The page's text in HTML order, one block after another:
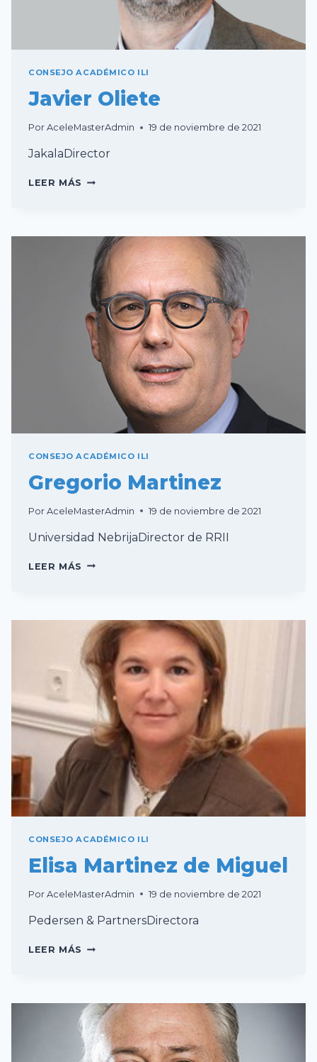
CONSEJO ACADÉMICO ILI
Javier Oliete
Por AceleMasterAdmin 19 de noviembre de 2021
JakalaDirector
LEER MÁS JAVIER
CONSEJO ACADÉMICO ILI
Gregorio Martinez
Por AceleMasterAdmin 19 de noviembre de 2021
Universidad NebrijaDirector de RRII
LEER MÁS GREGORIO
CONSEJO ACADÉMICO ILI
Elisa Martinez de Miguel
Por AceleMasterAdmin 19 de noviembre de 2021
Pedersen & PartnersDirectora
LEER MÁS ELISA